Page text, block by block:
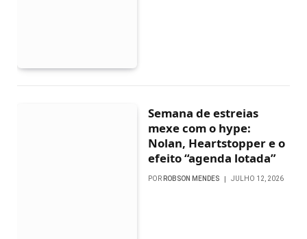
Semana de estreias
mexe com o hype:
Nolan, Heartstopper e o
efeito “agenda lotada”
POR ROBSON MENDES JULHO 12, 2026